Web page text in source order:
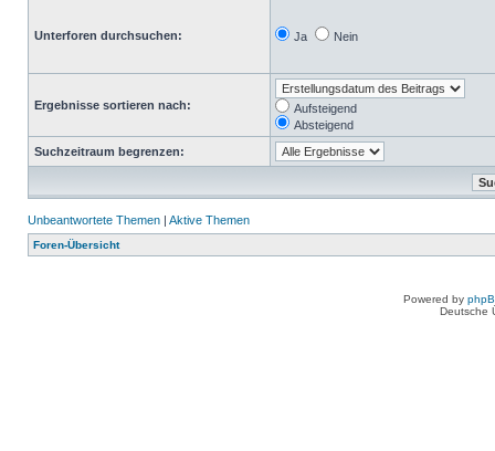
Unterforen durchsuchen: Ja Nein
Ergebnisse sortieren nach:
Aufsteigend
Absteigend
Suchzeitraum begrenzen:
Unbeantwortete Themen | Aktive Themen
Foren-Übersicht
Powered by
Deutsche